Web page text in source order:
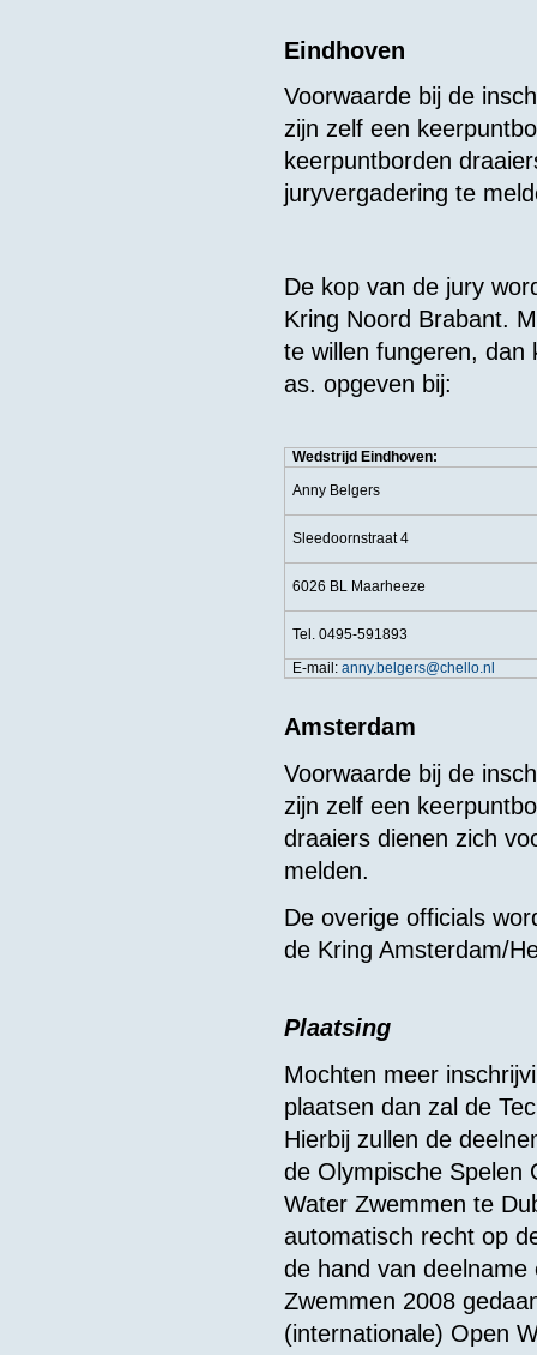
Eindhoven
Voorwaarde bij de
zijn zelf een
keerpuntborden
juryvergadering te
De kop van de jury
Kring Noord Brabant.
te willen fungeren, dan
as. opgeven bij:
Wedstrijd Eindhoven:
Anny Belgers
Sleedoornstraat 4
6026 BL Maarheeze
Tel. 0495-591893
E-mail: anny.belgers@chello.nl
Amsterdam
Voorwaarde bij de
zijn zelf een
draaiers dienen zich
melden.
De overige officials
de Kring Amsterdam/
Plaatsing
Mochten meer
plaatsen dan zal de
Hierbij zullen de
de Olympische Spelen
Water Zwemmen te
automatisch recht op
de hand van
Zwemmen 2008
(internationale) Open